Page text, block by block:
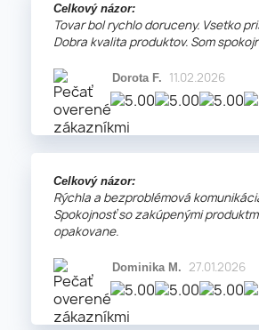
Celkový názor:
Tovar bol rychlo doruceny. Vsetko
Dobra kvalita produktov. Som
Dorota F. 11.02.2026
Celkový názor:
Rýchla a bezproblémová
Spokojnosť so zakúpenými
opakovane.
Dominika M. 27.01.2026